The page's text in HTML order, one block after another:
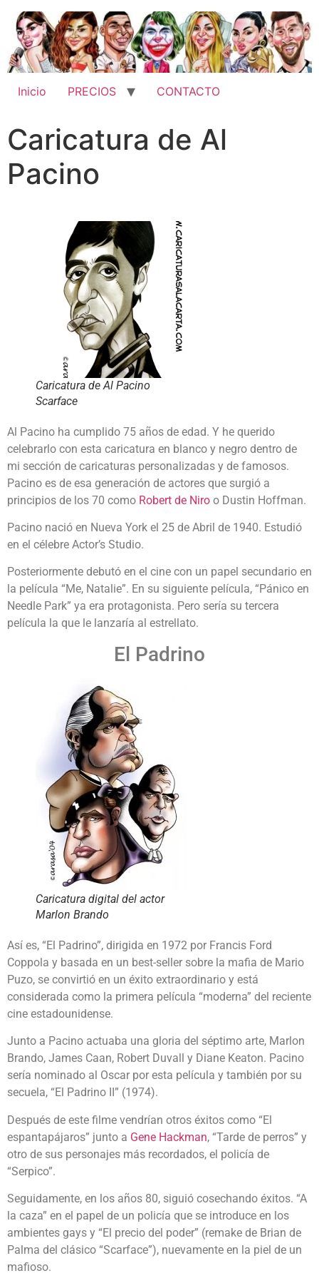
Inicio PRECIOS CONTACTO
Caricatura de Al
Pacino
Caricatura de Al Pacino
Scarface
Al Pacino ha cumplido 75 años de edad. Y he querido
celebrarlo con esta caricatura en blanco y negro dentro de
mi sección de caricaturas personalizadas y de famosos.
Pacino es de esa generación de actores que surgió a
principios de los 70 como Robert de Niro o Dustin Hoffman.
Pacino nació en Nueva York el 25 de Abril de 1940. Estudió
en el célebre Actor’s Studio.
Posteriormente debutó en el cine con un papel secundario en
la película “Me, Natalie”. En su siguiente película, “Pánico en
Needle Park” ya era protagonista. Pero sería su tercera
película la que le lanzaría al estrellato.
El Padrino
Caricatura digital del actor
Marlon Brando
Así es, “El Padrino”, dirigida en 1972 por Francis Ford
Coppola y basada en un best-seller sobre la mafia de Mario
Puzo, se convirtió en un éxito extraordinario y está
considerada como la primera película “moderna” del reciente
cine estadounidense.
Junto a Pacino actuaba una gloria del séptimo arte, Marlon
Brando, James Caan, Robert Duvall y Diane Keaton. Pacino
sería nominado al Oscar por esta película y también por su
secuela, “El Padrino II” (1974).
Después de este filme vendrían otros éxitos como “El
espantapájaros” junto a Gene Hackman, “Tarde de perros” y
otro de sus personajes más recordados, el policía de
“Serpico”.
Seguidamente, en los años 80, siguió cosechando éxitos. “A
la caza” en el papel de un policía que se introduce en los
ambientes gays y “El precio del poder” (remake de Brian de
Palma del clásico “Scarface”), nuevamente en la piel de un
mafioso.